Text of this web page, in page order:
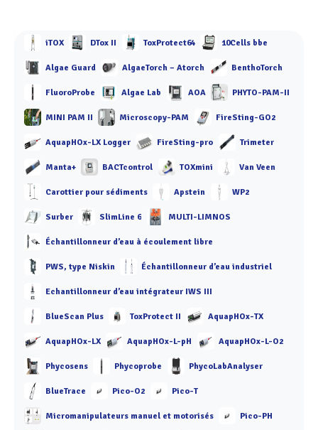
iTOX DTox II ToxProtect64 10Cells bbe
Algae Guard AlgaeTorch – Atorch BenthoTorch
FluoroProbe Algae Lab AOA PHYTO-PAM-II
MINI PAM II Microscopy-PAM FireSting-GO2
AquapHOx-LX Logger FireSting-pro Trimeter
Manta+ BACTcontrol TOXmini Van Veen
Carottier pour sédiments Apstein WP2
Surber SlimLine 6 MULTI-LIMNOS
Échantillonneur d’eau à écoulement libre
PWS, type Niskin Échantillonneur d’eau industriel
Echantillonneur d’eau intégrateur IWS III
BlueScan Plus ToxProtect II AquapHOx-TX
AquapHOx-LX AquapHOx-L-pH AquapHOx-L-O2
Phycosens Phycoprobe PhycoLabAnalyser
BlueTrace Pico-O2 Pico-T
Micromanipulateurs manuel et motorisés Pico-PH